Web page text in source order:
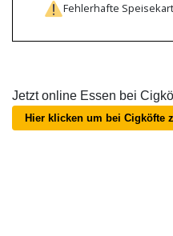
Fehlerhafte
Jetzt online Essen bei
Hier klicken um bei Cigköfte